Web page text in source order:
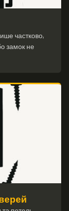
частково,
замок не